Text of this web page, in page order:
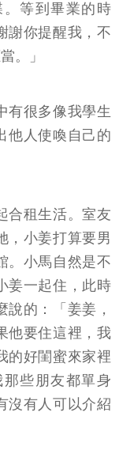
等到畢業的時
謝你提醒我，不
。」
有很多像我學生
人使喚自己的
合租生活。室友
，小姜打算要男
。小馬自然是不
姜一起住，此時
的：「姜姜，
他要住這裡，我
的好閨蜜來家裡
些朋友都單身
沒有人可以介紹